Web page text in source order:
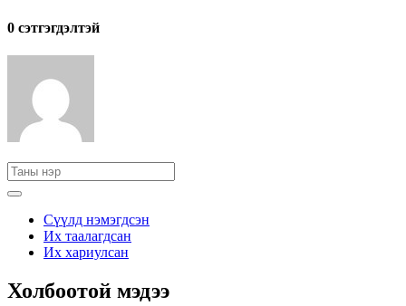
0 cэтгэгдэлтэй
Сүүлд нэмэгдсэн
Их таалагдсан
Их хариулсан
Холбоотой мэдээ